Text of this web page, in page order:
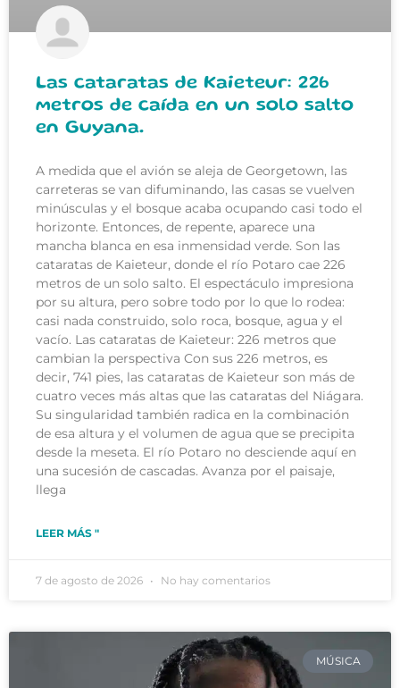
Las cataratas de Kaieteur: 226
metros de caída en un solo salto
en Guyana.
A medida que el avión se aleja de Georgetown, las
carreteras se van difuminando, las casas se vuelven
minúsculas y el bosque acaba ocupando casi todo el
horizonte. Entonces, de repente, aparece una
mancha blanca en esa inmensidad verde. Son las
cataratas de Kaieteur, donde el río Potaro cae 226
metros de un solo salto. El espectáculo impresiona
por su altura, pero sobre todo por lo que lo rodea:
casi nada construido, solo roca, bosque, agua y el
vacío. Las cataratas de Kaieteur: 226 metros que
cambian la perspectiva Con sus 226 metros, es
decir, 741 pies, las cataratas de Kaieteur son más de
cuatro veces más altas que las cataratas del Niágara.
Su singularidad también radica en la combinación
de esa altura y el volumen de agua que se precipita
desde la meseta. El río Potaro no desciende aquí en
una sucesión de cascadas. Avanza por el paisaje,
llega
LEER MÁS "
7 de agosto de 2026 No hay comentarios
MÚSICA